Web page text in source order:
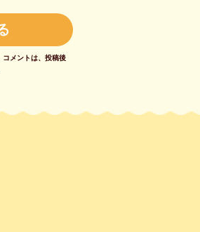
コメントは、投稿後